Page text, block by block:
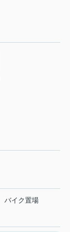
バイク置場